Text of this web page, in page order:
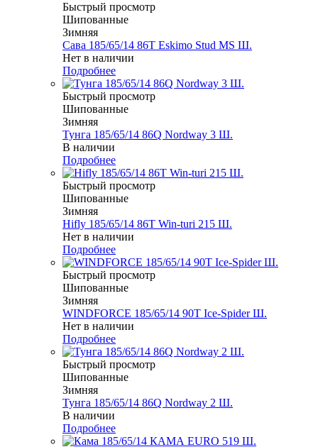
Быстрый просмотр
Шипованные
Зимняя
Сава 185/65/14 86T Eskimo Stud MS Ш.
Нет в наличии
Подробнее
Быстрый просмотр
Шипованные
Зимняя
Тунга 185/65/14 86Q Nordway 3 Ш.
В наличии
Подробнее
Быстрый просмотр
Шипованные
Зимняя
Hifly 185/65/14 86T Win-turi 215 Ш.
Нет в наличии
Подробнее
Быстрый просмотр
Шипованные
Зимняя
WINDFORCE 185/65/14 90T Ice-Spider Ш.
Нет в наличии
Подробнее
Быстрый просмотр
Шипованные
Зимняя
Тунга 185/65/14 86Q Nordway 2 Ш.
В наличии
Подробнее